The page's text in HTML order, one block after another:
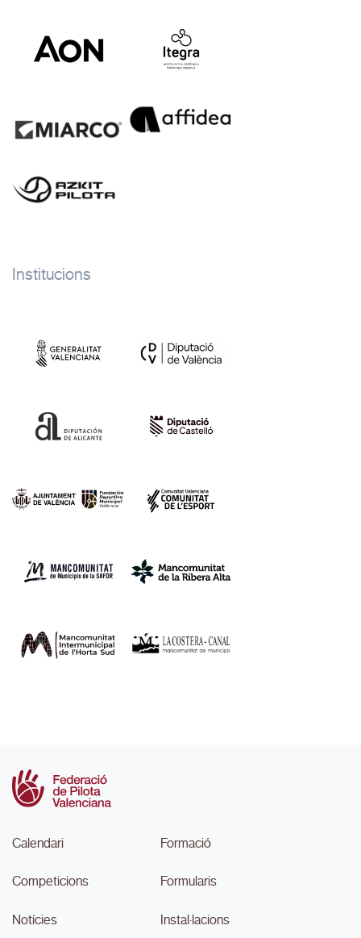
Institucions
Calendari
Competicions
Notícies
Formació
Formularis
Instal·lacions